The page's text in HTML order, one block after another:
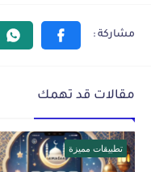
مقالات قد تهمك
تطبيقات مميزة